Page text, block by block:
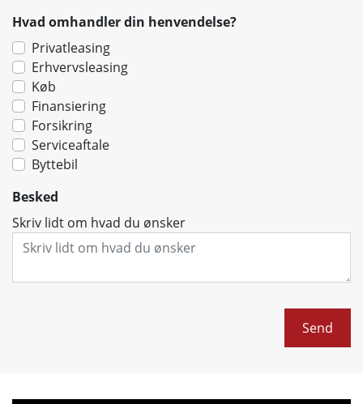
Hvad omhandler din henvendelse?
Privatleasing
Erhvervsleasing
Køb
Finansiering
Forsikring
Serviceaftale
Byttebil
Besked
Skriv lidt om hvad du ønsker